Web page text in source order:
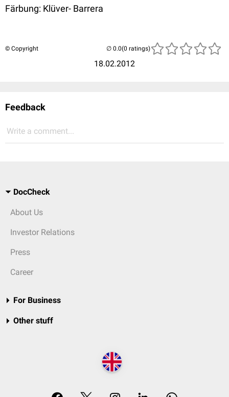
Färbung: Klüver- Barrera
© Copyright
18.02.2012
(0 ratings)
Feedback
Write a comment...
DocCheck
About Us
Investor Relations
Press
Career
For Business
Other stuff